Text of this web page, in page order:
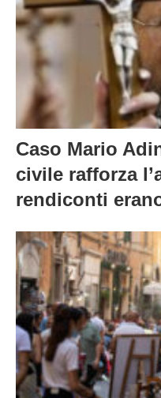
Caso Mario
civile rafforza
rendiconti